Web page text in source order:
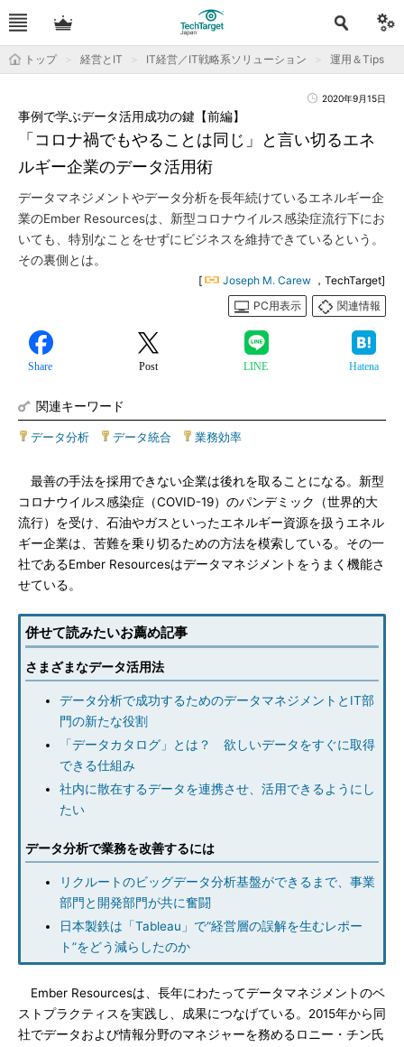
トップ 経営とIT IT経営／IT戦略系ソリューション 運用＆Tips
2020年9月15日
「コロナ禍でもやることは同じ」と言い切るエネ
ルギー企業のデータ活用術
事例で学ぶデータ活用成功の鍵【前編】
データマネジメントやデータ分析を長年続けているエネルギー企
業のEmber Resourcesは、新型コロナウイルス感染症流行下にお
いても、特別なことをせずにビジネスを維持できているという。
その裏側とは。
[ Joseph M. Carew ，TechTarget]
PC用表示
関連情報
Share Post LINE Hatena
関連キーワード
データ分析 データ統合 業務効率
最善の手法を採用できない企業は後れを取ることになる。新型
コロナウイルス感染症（COVID-19）のパンデミック（世界的大
流行）を受け、石油やガスといったエネルギー資源を扱うエネル
ギー企業は、苦難を乗り切るための方法を模索している。その一
社であるEmber Resourcesはデータマネジメントをうまく機能さ
せている。
併せて読みたいお薦め記事
さまざまなデータ活用法
データ分析で成功するためのデータマネジメントとIT部
門の新たな役割
「データカタログ」とは？ 欲しいデータをすぐに取得
できる仕組み
社内に散在するデータを連携させ、活用できるようにし
たい
データ分析で業務を改善するには
リクルートのビッグデータ分析基盤ができるまで、事業
部門と開発部門が共に奮闘
日本製鉄は「Tableau」で“経営層の誤解を生むレポー
ト”をどう減らしたのか
Ember Resourcesは、長年にわたってデータマネジメントのベ
ストプラクティスを実践し、成果につなげている。2015年から同
社でデータおよび情報分野のマネジャーを務めるロニー・チン氏